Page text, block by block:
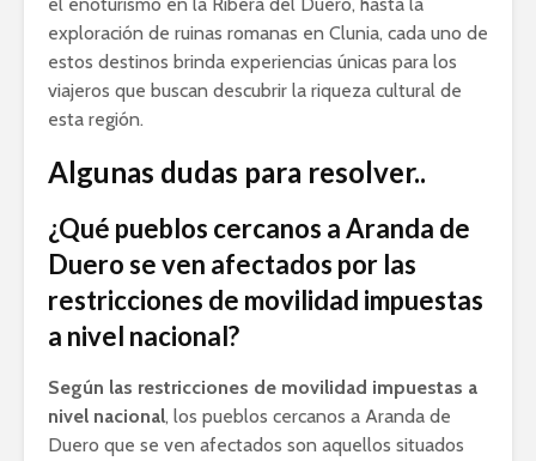
el enoturismo en la Ribera del Duero, hasta la
exploración de ruinas romanas en Clunia, cada uno de
estos destinos brinda experiencias únicas para los
viajeros que buscan descubrir la riqueza cultural de
esta región.
Algunas dudas para resolver..
¿Qué pueblos cercanos a Aranda de
Duero se ven afectados por las
restricciones de movilidad impuestas
a nivel nacional?
Según las restricciones de movilidad impuestas a
nivel nacional, los pueblos cercanos a Aranda de
Duero que se ven afectados son aquellos situados